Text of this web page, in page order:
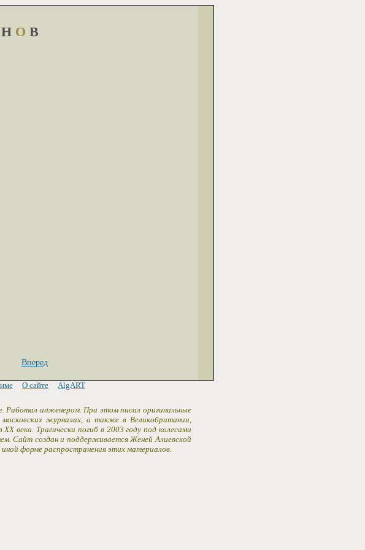
Н О В
Вперед
О сайте AlgART
Работал инженером. При этом писал оригинальные
московских журналах, а также в Великобритании,
века. Трагически погиб в 2003 году под колесами
Сайт создан и поддерживается Женей Алиевской
форме распространения этих материалов.